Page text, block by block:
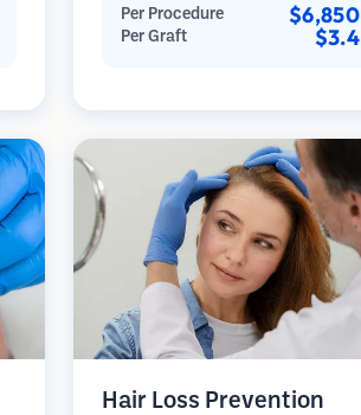
Diese Einheiten werden in den
Empfängerbereich transplantiert.
Per Procedure $6,850
Per Graft $3.4
Hair Loss Prevention